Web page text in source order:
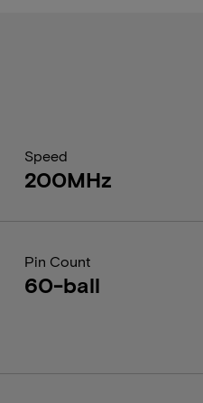
Speed
200MHz
Pin Count
60-ball